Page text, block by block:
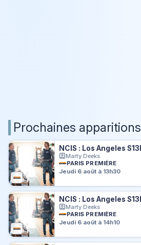
Prochaines
NCIS : Los Angeles
Marty Deeks
PARIS PREMIÈRE
Jeudi 6 août à 13h30
NCIS : Los Angeles
Marty Deeks
PARIS PREMIÈRE
Jeudi 6 août à 14h10